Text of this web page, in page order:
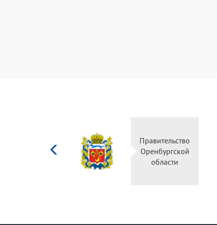
культуры
Российской
Правительство
Оренбургской
области